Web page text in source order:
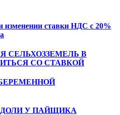
изменении ставки НДС с 20%
СЕЛЬХОЗЗЕМЕЛЬ В
СО СТАВКОЙ
У ПАЙЩИКА